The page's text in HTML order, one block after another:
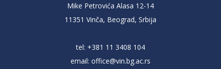
Mike Petrovića Alasa 12-14
11351 Vinča, Beograd, Srbija
tel: +381 11 3408 104
email: office@vin.bg.ac.rs